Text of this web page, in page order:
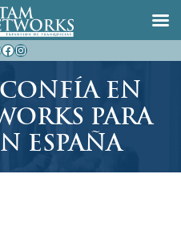
Facebook
Instagram
EN
PARA
ESPAÑA